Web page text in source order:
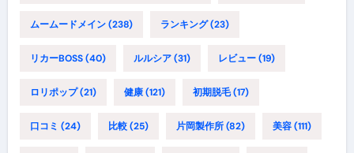
ムームードメイン(238) ランキング(23)
リカーBOSS(40) ルルシア(31) レビュー(19)
ロリポップ(21) 健康(121) 初期脱毛(17)
口コミ (24) 比較(25) 片岡製作所(82) 美容(111)